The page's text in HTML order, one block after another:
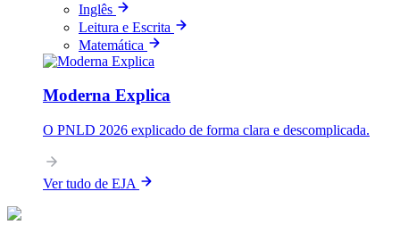
Inglês
Leitura e Escrita
Matemática
Moderna Explica
O PNLD 2026 explicado de forma clara e descomplicada.
Ver tudo de EJA